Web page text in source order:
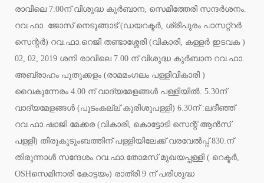
രാവിലെ 7:00ന് വിശുദ്ധ കുര്‍ബാന, സെമിത്തേരി സന്ദര്‍ശനം.
റവ.ഫാ. ജോസ് നെടുങ്ങാട് (ഡയറക്ടര്‍, ശ്രീപുരം പാസറ്റ്‌റര്‍
സെന്റര്‍) റവ.ഫാ.റെജി തണ്ടാശ്ശേരി (വികാരി, കള്ളര്‍ ഇടവക )
02, 02, 2019 ശനി രാവിലെ 7.00 ന് വിശുദ്ധ കുര്‍ബാന റവ.ഫാ.
അബ്രാഹം പുതുക്കളം (രാമമംഗലം പള്ളിവികാരി )
വൈകുന്നേരം 4.00 ന് വാദ്യമേളങ്ങള്‍ പള്ളിയില്‍. 5.30ന്
വാദ്യമേളങ്ങള്‍ (പൂടംകല്ല് കുരിശുപള്ളി) 6.30ന് :ലദീഞ്ഞ്
റവ.ഫാ.ഷാജി മേക്കര (വികാരി, കൊട്ടോടി സെന്റ് ആന്‍സ്
പള്ളി) തിരുകുടുംബത്തിന് പള്ളിയിലേക്ക് വരവേല്‍പ്പ് 830.ന്
തിരുന്നാള്‍ സന്ദേശം റവ.ഫാ.തോമസ് മുഖയപ്പള്ളി ( റെക്ടര്‍,
OSHസെമിനാരി കോട്ടയം) രാത്രി 9 ന് പരിശുദ്ധ